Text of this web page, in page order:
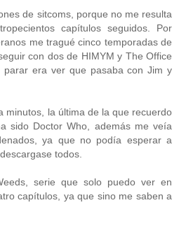
de sitcoms, porque no me resulta
capítulos seguidos. Por
me tragué cinco temporadas de
con dos de HIMYM y The Office
era ver que pasaba con Jim y
minutos, la última de la que recuerdo
sido Doctor Who, además me veía
ya que no podía esperar a
todos.
serie que solo puedo ver en
capítulos, ya que sino me saben a